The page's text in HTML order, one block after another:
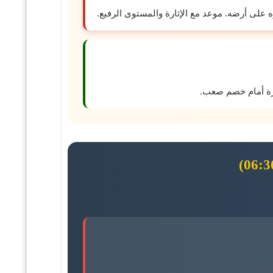
على أرضه. موعد مع الإثارة والمستوى الرفيع.
أمام خصم صعب.